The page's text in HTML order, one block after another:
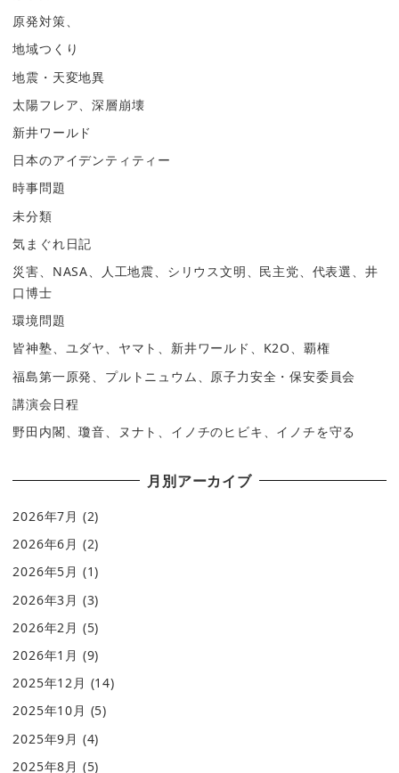
原発対策、
地域つくり
地震・天変地異
太陽フレア、深層崩壊
新井ワールド
日本のアイデンティティー
時事問題
未分類
気まぐれ日記
災害、NASA、人工地震、シリウス文明、民主党、代表選、井
口博士
環境問題
皆神塾、ユダヤ、ヤマト、新井ワールド、K2O、覇権
福島第一原発、プルトニュウム、原子力安全・保安委員会
講演会日程
野田内閣、瓊音、ヌナト、イノチのヒビキ、イノチを守る
月別アーカイブ
2026年7月 (2)
2026年6月 (2)
2026年5月 (1)
2026年3月 (3)
2026年2月 (5)
2026年1月 (9)
2025年12月 (14)
2025年10月 (5)
2025年9月 (4)
2025年8月 (5)